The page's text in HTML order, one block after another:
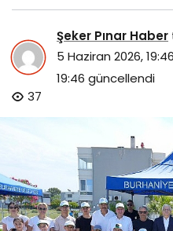
Şeker Pınar Haber
5 Haziran 2026, 19:46
19:46 güncellendi
37